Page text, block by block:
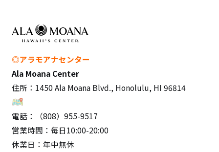
◎アラモアナセンター
Ala Moana Center
住所：1450 Ala Moana Blvd., Honolulu, HI 96814
電話：（808）955-9517
営業時間：毎日10:00-20:00
休業日：年中無休